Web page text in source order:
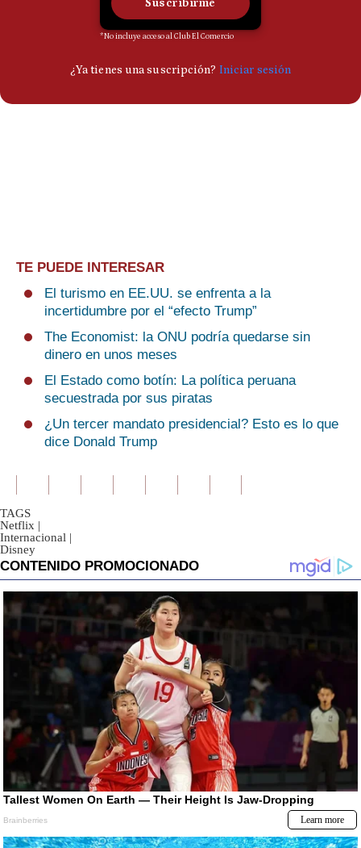
TE PUEDE INTERESAR
El turismo en EE.UU. se enfrenta a la
incertidumbre por el “efecto Trump”
The Economist: la ONU podría quedarse sin
dinero en unos meses
El Estado como botín: La política peruana
secuestrada por sus piratas
¿Un tercer mandato presidencial? Esto es lo que
dice Donald Trump
TAGS
Netflix |
Internacional |
Disney